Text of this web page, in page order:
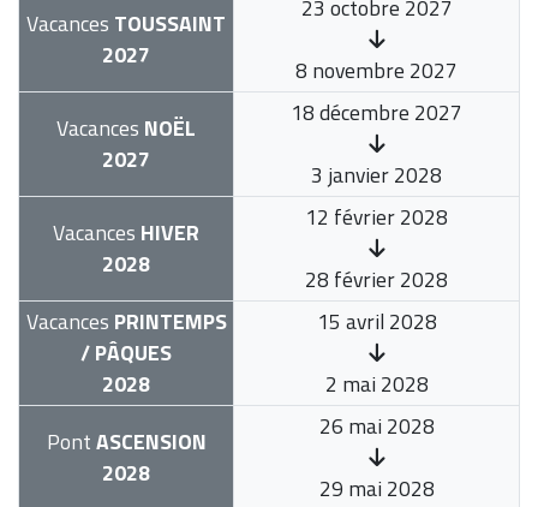
Vacances TOUSSAINT
2027
23 octobre 2027
8 novembre 2027
Vacances NOËL
2027
18 décembre 2027
3 janvier 2028
Vacances HIVER
2028
12 février 2028
28 février 2028
Vacances PRINTEMPS
/ PÂQUES
2028
15 avril 2028
2 mai 2028
PontASCENSION
2028
26 mai 2028
29 mai 2028